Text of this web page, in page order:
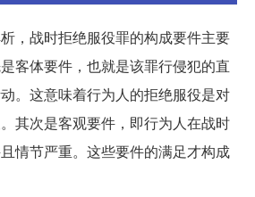
，战时拒绝服役罪的构成要件主要
客体要件，也就是该罪行侵犯的直
。这意味着行为人的拒绝服役是对
其次是客观要件，即行为人在战时
情节严重。这些要件的满足才构成